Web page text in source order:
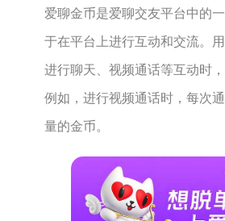
爱聊金币‌是爱聊交友平台中的
于在平台上进行互动和交流。
进行聊天、视频通话等互动时，
例如，进行视频通话时，每次
量的金币‌。